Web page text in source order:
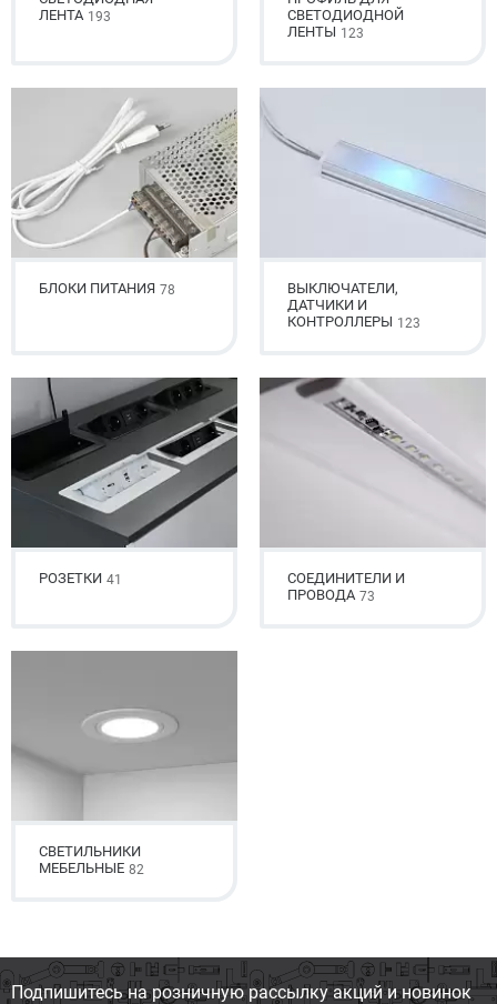
ЛЕНТА 193
СВЕТОДИОДНОЙ
ЛЕНТЫ 123
БЛОКИ ПИТАНИЯ 78
ВЫКЛЮЧАТЕЛИ,
ДАТЧИКИ И
КОНТРОЛЛЕРЫ 123
РОЗЕТКИ 41
СОЕДИНИТЕЛИ И
ПРОВОДА 73
СВЕТИЛЬНИКИ
МЕБЕЛЬНЫЕ 82
Подпишитесь на розничную рассылку акций и новинок